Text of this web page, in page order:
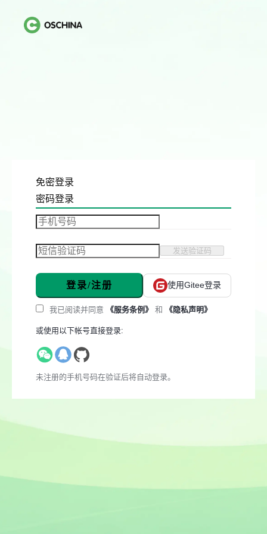
免密登录
密码登录
发送验证码
登录/注册 使用Gitee登录
我已阅读并同意 《服务条例》 和 《隐私声明》
或使用以下帐号直接登录:
未注册的手机号码在验证后将自动登录。